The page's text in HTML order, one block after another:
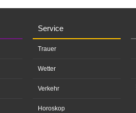
Service
Trauer
Wetter
Verkehr
Horoskop